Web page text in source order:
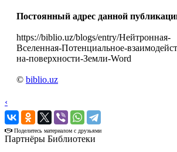
Постоянный адрес данной
https://biblio.uz/blogs/entry/Нейтронная-
Вселенная-Потенциальное-
на-поверхности-Земли-Word
© biblio.uz
‹
›
Поделитесь материалом с друзьями
Партнёры Библиотеки